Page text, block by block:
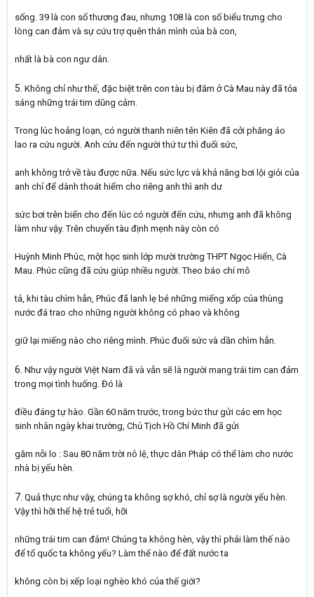
sống. 39 là con số thương đau, nhưng 108 là con số biểu trưng cho
lòng can đảm và sự cứu trợ quên thân mình của bà con,
nhất là bà con ngư dân.
5. Không chỉ như thế, đặc biệt trên con tàu bị đắm ở Cà Mau này đã tỏa
sáng những trái tim dũng cảm.
Trong lúc hoảng loạn, có người thanh niên tên Kiên đã cởi phăng áo
lao ra cứu người. Anh cứu đến người thứ tư thì đuối sức,
anh không trở về tàu được nữa. Nếu sức lực và khả năng bơi lội giỏi của
anh chỉ để dành thoát hiểm cho riêng anh thì anh dư
sức bơi trên biển cho đến lúc có người đến cứu, nhưng anh đã không
làm như vậy. Trên chuyến tàu định mẹnh này còn có
Huỳnh Minh Phúc, một học sinh lớp mười trường THPT Ngọc Hiển, Cà
Mau. Phúc cũng đã cứu giúp nhiều người. Theo báo chí mô
tả, khi tàu chìm hẳn, Phúc đã lanh lẹ bẻ những miếng xốp của thùng
nước đá trao cho những người không có phao và không
giữ lại miếng nào cho riêng mình. Phúc đuối sức và dần chìm hẳn.
6. Như vậy người Việt Nam đã và vẫn sẽ là người mang trái tim can đảm
trong mọi tình huống. Đó là
điều đáng tự hào. Gần 60 năm trước, trong bức thư gửi các em học
sinh nhân ngày khai trường, Chủ Tịch Hồ Chí Minh đã gửi
gắm nỗi lo : Sau 80 năm trời nô lệ, thực dân Pháp có thể làm cho nước
nhà bị yếu hèn.
7. Quả thực như vậy, chúng ta không sợ khó, chỉ sợ là người yếu hèn.
Vậy thì hỡi thế hệ trẻ tuổi, hỡi
những trái tim can đảm! Chúng ta không hèn, vậy thì phải làm thế nào
để tổ quốc ta không yếu? Làm thế nào để đất nước ta
không còn bị xếp loại nghèo khó của thế giới?